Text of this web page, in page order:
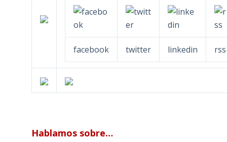
facebook twitter linkedin rss
Hablamos sobre…